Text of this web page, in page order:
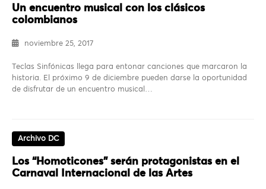
Un encuentro musical con los clásicos
colombianos
noviembre 25, 2017
Teclas Sinfónicas llega para entonar canciones que marcaron la
historia. El próximo 9 de diciembre pueden darse la oportunidad
de disfrutar de un encuentro musical…
Archivo DC
Los “Homoticones” serán protagonistas en el
Carnaval Internacional de las Artes